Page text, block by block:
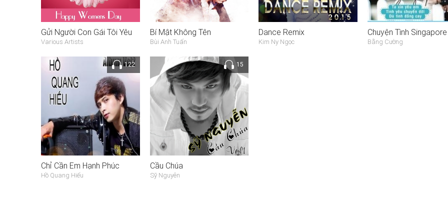
Gửi Người Con Gái Tôi Yêu
Various Artists
Bí Mật Không Tên
Bùi Anh Tuấn
Dance Remix
Kim Ny Ngọc
Chuyện Tình Singapore
Bằng Cường
122
Chỉ Cần Em Hạnh Phúc
Hồ Quang Hiếu
15
Cầu Chúa
Sỹ Nguyên